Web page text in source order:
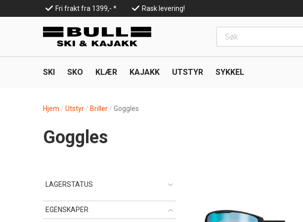
til
hovedinnhold
Top
Line
Fri frakt fra 1399,- * Rask levering!
SKI SKO KLÆR KAJAKK UTSTYR SYKKEL
Hjem Utstyr Briller Goggles
Goggles
LAGERSTATUS
EGENSKAPER